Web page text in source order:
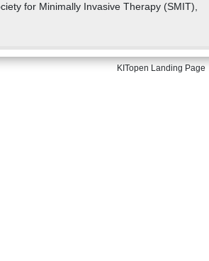
for Minimally Invasive Therapy (SMIT),
KITopen Landing Page